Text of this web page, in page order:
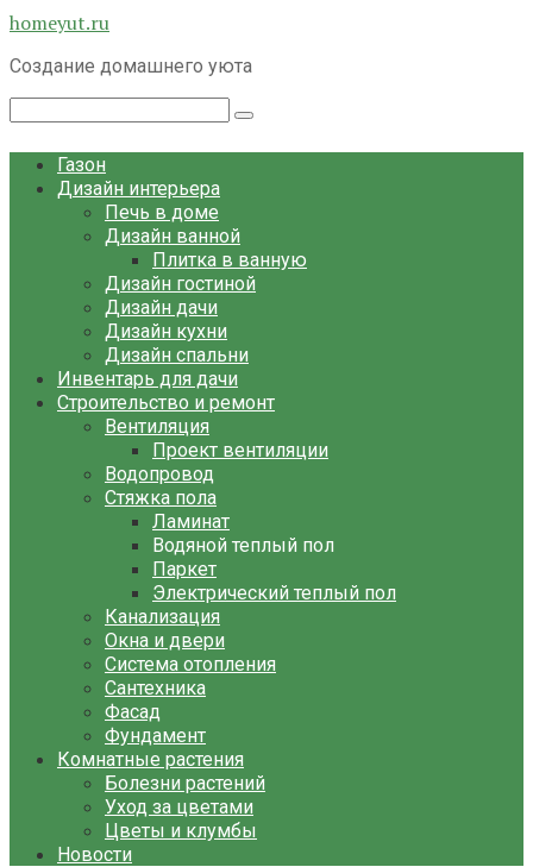
Перейти
контенту
homeyut.ru
Создание домашнего уюта
Газон
Дизайн интерьера
Печь в доме
Дизайн ванной
Плитка в ванную
Дизайн гостиной
Дизайн дачи
Дизайн кухни
Дизайн спальни
Инвентарь для дачи
Строительство и ремонт
Вентиляция
Проект вентиляции
Водопровод
Стяжка пола
Ламинат
Водяной теплый пол
Паркет
Электрический теплый пол
Канализация
Окна и двери
Система отопления
Сантехника
Фасад
Фундамент
Комнатные растения
Болезни растений
Уход за цветами
Цветы и клумбы
Новости